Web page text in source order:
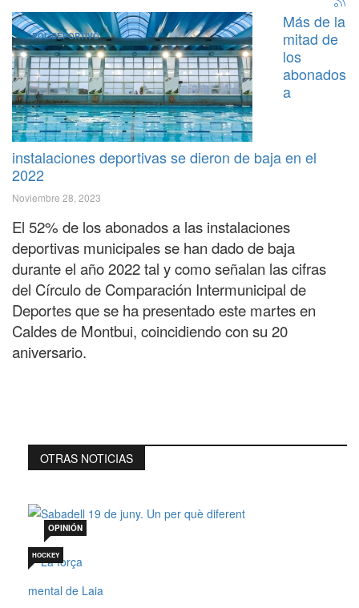
POLIDEPORTIVO
Más de la
mitad de
los
abonados
a
instalaciones deportivas se dieron de baja en el
2022
Noviembre 28, 2023
El 52% de los abonados a las instalaciones
deportivas municipales se han dado de baja
durante el año 2022 tal y como señalan las cifras
del Círculo de Comparación Intermunicipal de
Deportes que se ha presentado este martes en
Caldes de Montbui, coincidiendo con su 20
aniversario.
OTRAS NOTICIAS
Sabadell 19 de juny. Un per què diferent
OPINIÓN
HOCKEY